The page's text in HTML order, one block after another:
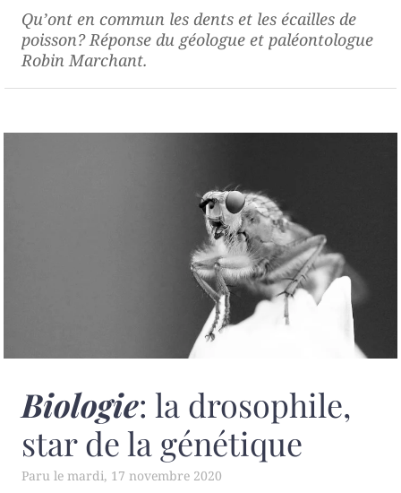
Qu’ont en commun les dents et les écailles de
poisson? Réponse du géologue et paléontologue
Robin Marchant.
Biologie: la drosophile,
star de la génétique
mardi, 17 novembre 2020